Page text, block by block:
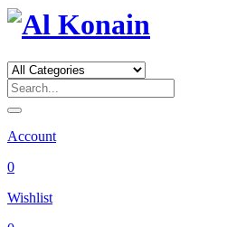
Account
0
Wishlist